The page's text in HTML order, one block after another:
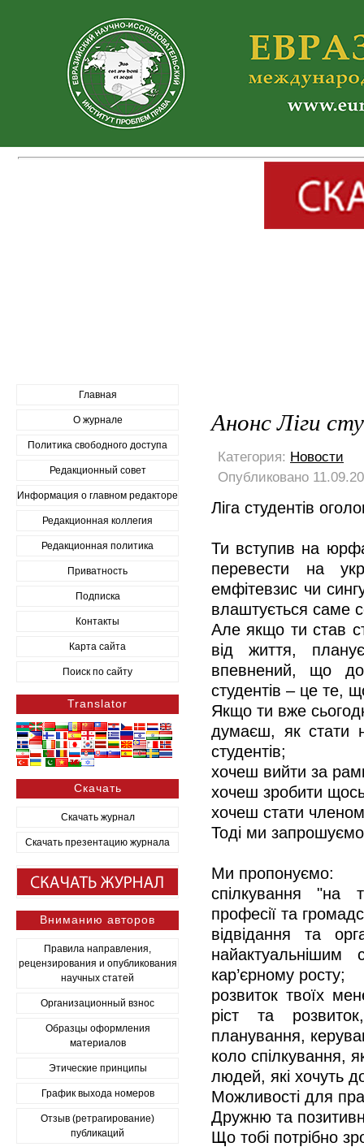
Главная
О журнале
Политика свободного доступа
Редакционный совет
Информация о главном редакторе
Редакционная коллегия
Редакционная политика
Приватность
Подписка
Контакты
Карта сайта
Поиск по сайту
Translator
Скачать
Скачать журнал
Скачать презентацию журнала
Вниманию авторов
Правила направления,
рецензирования и опубликования
научных статей
Организационный взнос
Образцы оформления
материалов
Этические принципы
График выхода номеров
Отзыв (ретрагирование)
публикаций
Анонс Ліги
Категория: Новости
Опубликовано
Ліга студентів
Ти вступив на
перевести на
емфітевзис чи
влаштується саме
Але якщо ти став
від життя,
впевнений, що
студентів – це те,
Якщо ти вже
думаєш, як стати
студентів;
хочеш вийти за
хочеш зробити
хочеш стати
Тоді ми
Ми пропонуємо:
спілкування "на
професії та
відвідання та
найактуальнішим
кар’єрному росту;
розвиток твоїх
ріст та
планування,
коло спілкування,
людей, які хочуть
Можливості для
Дружню та
Що тобі потрібно